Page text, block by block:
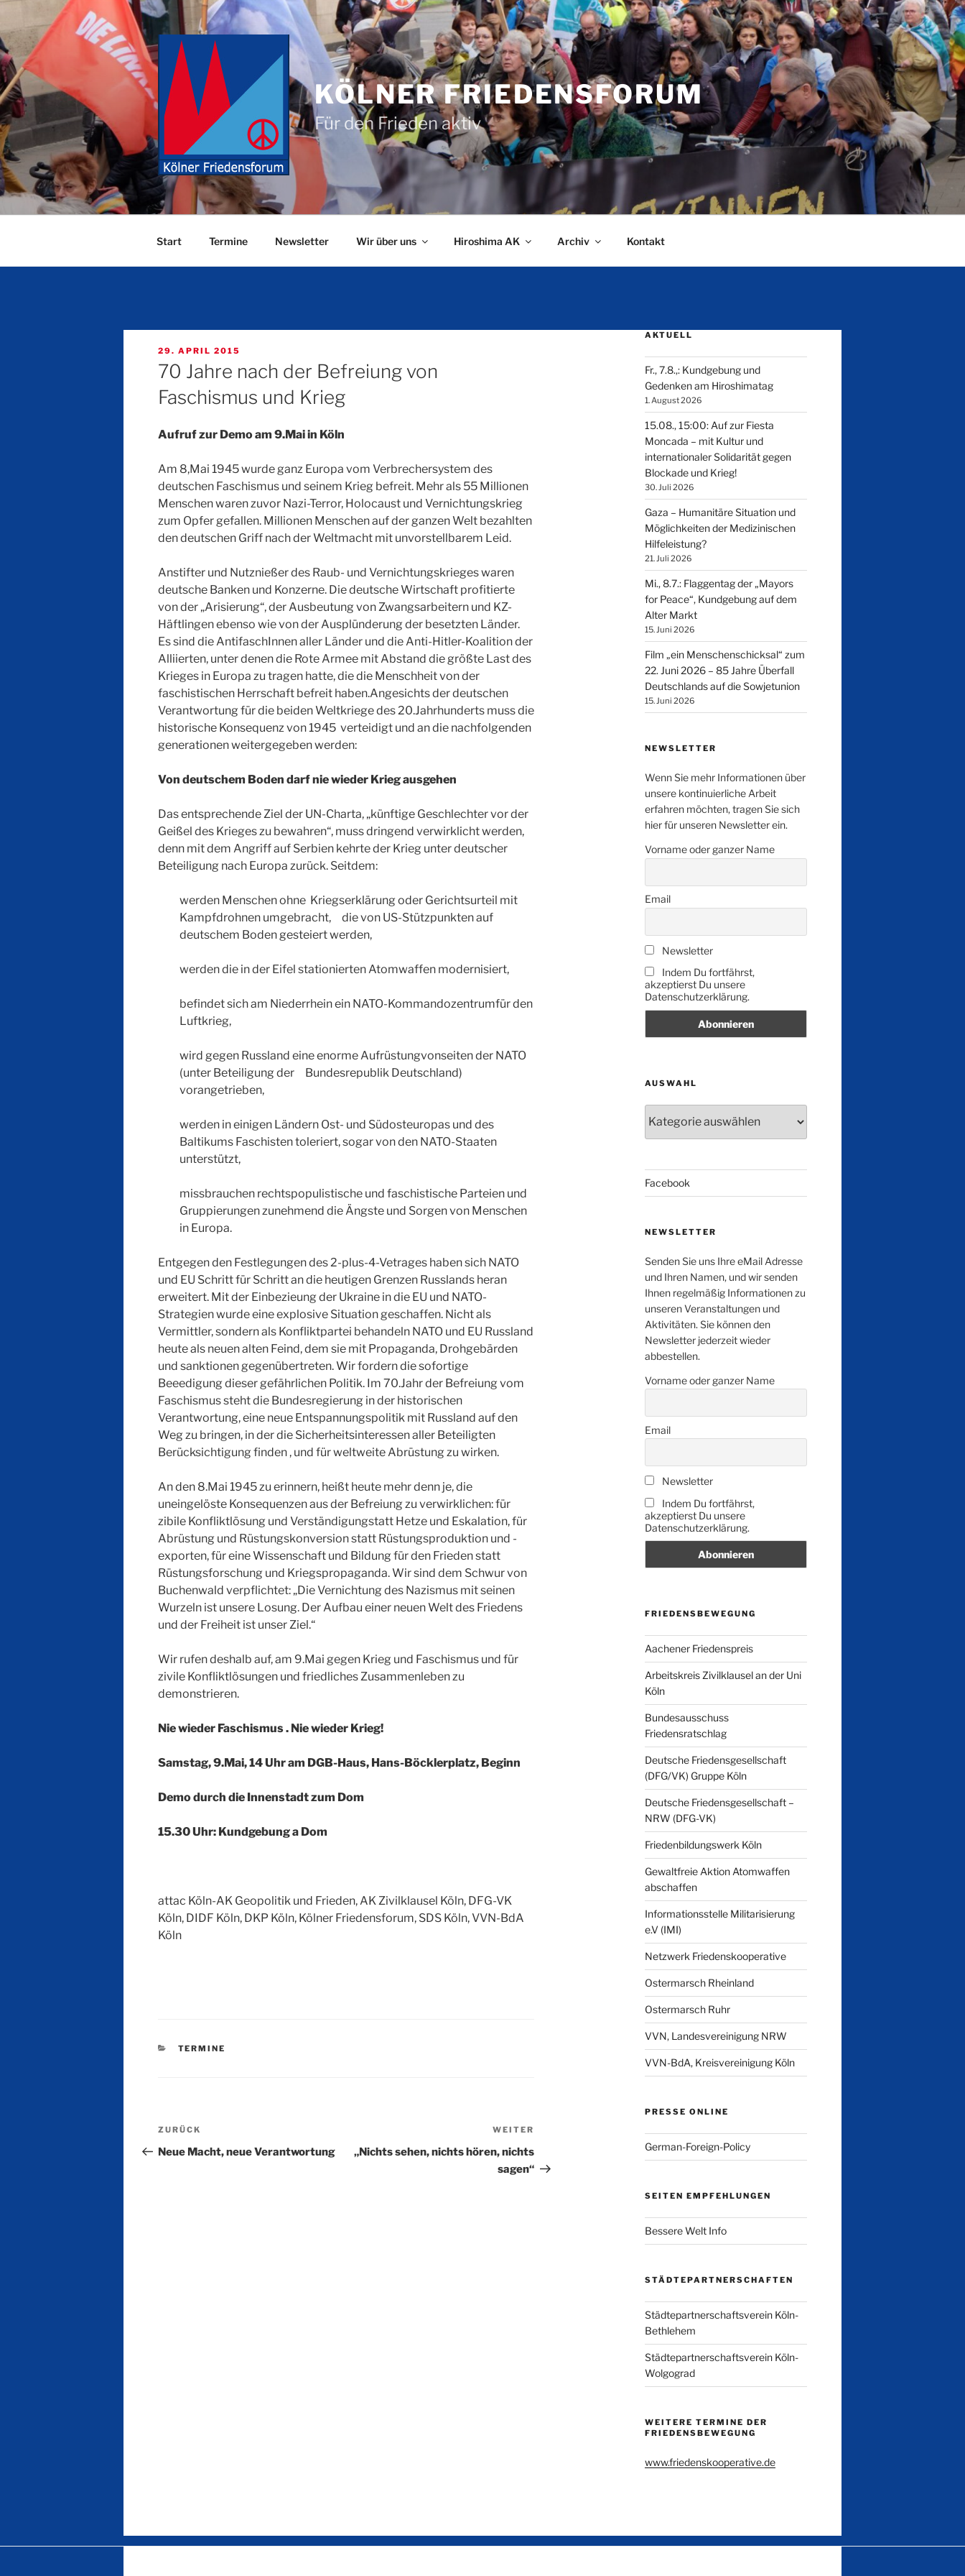
Inhalt
springen
KÖLNER FRIEDENSFORUM
Für den Frieden aktiv
Start Termine Newsletter Wir über uns Hiroshima AK Archiv Kontakt
VERÖFFENTLICHT
AM
29. APRIL 2015
70 Jahre nach der Befreiung von
Faschismus und Krieg
Aufruf zur Demo am 9.Mai in Köln
Am 8,Mai 1945 wurde ganz Europa vom Verbrechersystem des
deutschen Faschismus und seinem Krieg befreit. Mehr als 55 Millionen
Menschen waren zuvor Nazi-Terror, Holocaust und Vernichtungskrieg
zum Opfer gefallen. Millionen Menschen auf der ganzen Welt bezahlten
den deutschen Griff nach der Weltmacht mit unvorstellbarem Leid.
Anstifter und Nutznießer des Raub- und Vernichtungskrieges waren
deutsche Banken und Konzerne. Die deutsche Wirtschaft profitierte
von der „Arisierung“, der Ausbeutung von Zwangsarbeitern und KZ-
Häftlingen ebenso wie von der Ausplünderung der besetzten Länder.
Es sind die AntifaschInnen aller Länder und die Anti-Hitler-Koalition der
Alliierten, unter denen die Rote Armee mit Abstand die größte Last des
Krieges in Europa zu tragen hatte, die die Menschheit von der
faschistischen Herrschaft befreit haben.Angesichts der deutschen
Verantwortung für die beiden Weltkriege des 20.Jahrhunderts muss die
historische Konsequenz von 1945 verteidigt und an die nachfolgenden
generationen weitergegeben werden:
Von deutschem Boden darf nie wieder Krieg ausgehen
Das entsprechende Ziel der UN-Charta, „künftige Geschlechter vor der
Geißel des Krieges zu bewahren“, muss dringend verwirklicht werden,
denn mit dem Angriff auf Serbien kehrte der Krieg unter deutscher
Beteiligung nach Europa zurück. Seitdem:
werden Menschen ohne Kriegserklärung oder Gerichtsurteil mit
Kampfdrohnen umgebracht, die von US-Stützpunkten auf
deutschem Boden gesteiert werden,
werden die in der Eifel stationierten Atomwaffen modernisiert,
befindet sich am Niederrhein ein NATO-Kommandozentrumfür den
Luftkrieg,
wird gegen Russland eine enorme Aufrüstungvonseiten der NATO
(unter Beteiligung der Bundesrepublik Deutschland)
vorangetrieben,
werden in einigen Ländern Ost- und Südosteuropas und des
Baltikums Faschisten toleriert, sogar von den NATO-Staaten
unterstützt,
missbrauchen rechtspopulistische und faschistische Parteien und
Gruppierungen zunehmend die Ängste und Sorgen von Menschen
in Europa.
Entgegen den Festlegungen des 2-plus-4-Vetrages haben sich NATO
und EU Schritt für Schritt an die heutigen Grenzen Russlands heran
erweitert. Mit der Einbezieung der Ukraine in die EU und NATO-
Strategien wurde eine explosive Situation geschaffen. Nicht als
Vermittler, sondern als Konfliktpartei behandeln NATO und EU Russland
heute als neuen alten Feind, dem sie mit Propaganda, Drohgebärden
und sanktionen gegenübertreten. Wir fordern die sofortige
Beeedigung dieser gefährlichen Politik. Im 70.Jahr der Befreiung vom
Faschismus steht die Bundesregierung in der historischen
Verantwortung, eine neue Entspannungspolitik mit Russland auf den
Weg zu bringen, in der die Sicherheitsinteressen aller Beteiligten
Berücksichtigung finden , und für weltweite Abrüstung zu wirken.
An den 8.Mai 1945 zu erinnern, heißt heute mehr denn je, die
uneingelöste Konsequenzen aus der Befreiung zu verwirklichen: für
zibile Konfliktlösung und Verständigungstatt Hetze und Eskalation, für
Abrüstung und Rüstungskonversion statt Rüstungsproduktion und -
exporten, für eine Wissenschaft und Bildung für den Frieden statt
Rüstungsforschung und Kriegspropaganda. Wir sind dem Schwur von
Buchenwald verpflichtet: „Die Vernichtung des Nazismus mit seinen
Wurzeln ist unsere Losung. Der Aufbau einer neuen Welt des Friedens
und der Freiheit ist unser Ziel.“
Wir rufen deshalb auf, am 9.Mai gegen Krieg und Faschismus und für
zivile Konfliktlösungen und friedliches Zusammenleben zu
demonstrieren.
Nie wieder Faschismus . Nie wieder Krieg!
Samstag, 9.Mai, 14 Uhr am DGB-Haus, Hans-Böcklerplatz, Beginn
Demo durch die Innenstadt zum Dom
15.30 Uhr: Kundgebung a Dom
attac Köln-AK Geopolitik und Frieden, AK Zivilklausel Köln, DFG-VK
Köln, DIDF Köln, DKP Köln, Kölner Friedensforum, SDS Köln, VVN-BdA
Köln
KATEGORIEN
TERMINE
Beitragsnavigation
Vorheriger
Beitrag
ZURÜCK
Neue Macht, neue Verantwortung
Beitrag
WEITER
„Nichts sehen, nichts hören, nichts
sagen“
AKTUELL
Fr., 7.8.,: Kundgebung und
Gedenken am Hiroshimatag
1. August 2026
15.08., 15:00: Auf zur Fiesta
Moncada – mit Kultur und
internationaler Solidarität gegen
Blockade und Krieg!
30. Juli 2026
Gaza – Humanitäre Situation und
Möglichkeiten der Medizinischen
Hilfeleistung?
21. Juli 2026
Mi., 8.7.: Flaggentag der „Mayors
for Peace“, Kundgebung auf dem
Alter Markt
15. Juni 2026
Film „ein Menschenschicksal“ zum
22. Juni 2026 – 85 Jahre Überfall
Deutschlands auf die Sowjetunion
15. Juni 2026
NEWSLETTER
Wenn Sie mehr Informationen über
unsere kontinuierliche Arbeit
erfahren möchten, tragen Sie sich
hier für unseren Newsletter ein.
Vorname oder ganzer Name
Email
Newsletter
Indem Du fortfährst,
akzeptierst Du unsere
Datenschutzerklärung.
AUSWAHL
Facebook
NEWSLETTER
Senden Sie uns Ihre eMail Adresse
und Ihren Namen, und wir senden
Ihnen regelmäßig Informationen zu
unseren Veranstaltungen und
Aktivitäten. Sie können den
Newsletter jederzeit wieder
abbestellen.
Vorname oder ganzer Name
Email
Newsletter
Indem Du fortfährst,
akzeptierst Du unsere
Datenschutzerklärung.
FRIEDENSBEWEGUNG
Aachener Friedenspreis
Arbeitskreis Zivilklausel an der Uni
Köln
Bundesausschuss
Friedensratschlag
Deutsche Friedensgesellschaft
(DFG/VK) Gruppe Köln
Deutsche Friedensgesellschaft –
NRW (DFG-VK)
Friedenbildungswerk Köln
Gewaltfreie Aktion Atomwaffen
abschaffen
Informationsstelle Militarisierung
e.V (IMI)
Netzwerk Friedenskooperative
Ostermarsch Rheinland
Ostermarsch Ruhr
VVN, Landesvereinigung NRW
VVN-BdA, Kreisvereinigung Köln
PRESSE ONLINE
German-Foreign-Policy
SEITEN EMPFEHLUNGEN
Bessere Welt Info
STÄDTEPARTNERSCHAFTEN
Städtepartnerschaftsverein Köln-
Bethlehem
Städtepartnerschaftsverein Köln-
Wolgograd
WEITERE TERMINE DER
FRIEDENSBEWEGUNG
www.friedenskooperative.de